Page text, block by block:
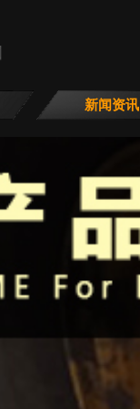
新闻资讯